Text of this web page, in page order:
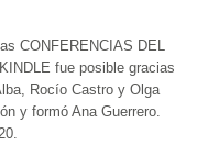
CONFERENCIAS DEL
fue posible gracias
Rocío Castro y Olga
y formó Ana Guerrero.